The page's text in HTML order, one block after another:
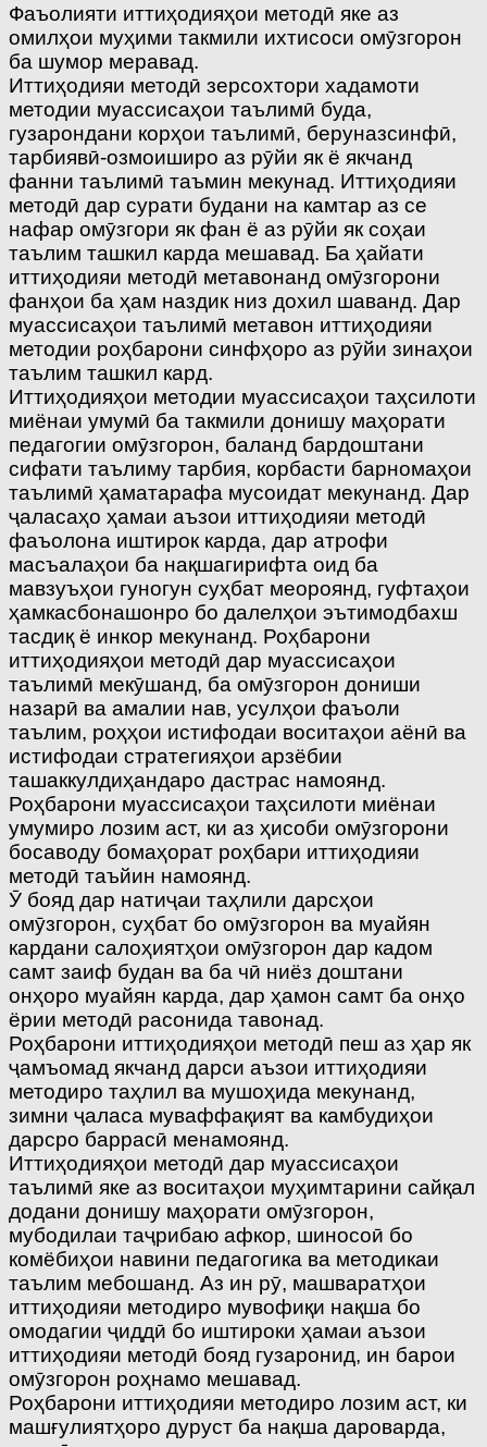
Фаъолияти иттиҳодияҳои методӣ яке аз
омилҳои муҳими такмили ихтисоси омӯзгорон
ба шумор меравад.
Иттиҳодияи методӣ зерсохтори хадамоти
методии муассисаҳои таълимӣ буда,
гузарондани корҳои таълимӣ, беруназсинфӣ,
тарбиявӣ-озмоиширо аз рӯйи як ё якчанд
фанни таълимӣ таъмин мекунад. Иттиҳодияи
методӣ дар сурати будани на камтар аз се
нафар омӯзгори як фан ё аз рӯйи як соҳаи
таълим ташкил карда мешавад. Ба ҳайати
иттиҳодияи методӣ метавонанд омӯзгорони
фанҳои ба ҳам наздик низ дохил шаванд. Дар
муассисаҳои таълимӣ метавон иттиҳодияи
методии роҳбарони синфҳоро аз рӯйи зинаҳои
таълим ташкил кард.
Иттиҳодияҳои методии муассисаҳои таҳсилоти
миёнаи умумӣ ба такмили донишу маҳорати
педагогии омӯзгорон, баланд бардоштани
сифати таълиму тарбия, корбасти барномаҳои
таълимӣ ҳаматарафа мусоидат мекунанд. Дар
ҷаласаҳо ҳамаи аъзои иттиҳодияи методӣ
фаъолона иштирок карда, дар атрофи
масъалаҳои ба нақшагирифта оид ба
мавзуъҳои гуногун суҳбат меороянд, гуфтаҳои
ҳамкасбонашонро бо далелҳои эътимодбахш
тасдиқ ё инкор мекунанд. Роҳбарони
иттиҳодияҳои методӣ дар муассисаҳои
таълимӣ мекӯшанд, ба омӯзгорон дониши
назарӣ ва амалии нав, усулҳои фаъоли
таълим, роҳҳои истифодаи воситаҳои аёнӣ ва
истифодаи стратегияҳои арзёбии
ташаккулдиҳандаро дастрас намоянд.
Роҳбарони муассисаҳои таҳсилоти миёнаи
умумиро лозим аст, ки аз ҳисоби омӯзгорони
босаводу бомаҳорат роҳбари иттиҳодияи
методӣ таъйин намоянд.
Ӯ бояд дар натиҷаи таҳлили дарсҳои
омӯзгорон, суҳбат бо омӯзгорон ва муайян
кардани салоҳиятҳои омӯзгорон дар кадом
самт заиф будан ва ба чӣ ниёз доштани
онҳоро муайян карда, дар ҳамон самт ба онҳо
ёрии методӣ расонида тавонад.
Роҳбарони иттиҳодияҳои методӣ пеш аз ҳар як
ҷамъомад якчанд дарси аъзои иттиҳодияи
методиро таҳлил ва мушоҳида мекунанд,
зимни ҷаласа муваффақият ва камбудиҳои
дарсро баррасӣ менамоянд.
Иттиҳодияҳои методӣ дар муассисаҳои
таълимӣ яке аз воситаҳои муҳимтарини сайқал
додани донишу маҳорати омӯзгорон,
мубодилаи таҷрибаю афкор, шиносоӣ бо
комёбиҳои навини педагогика ва методикаи
таълим мебошанд. Аз ин рӯ, машваратҳои
иттиҳодияи методиро мувофиқи нақша бо
омодагии ҷиддӣ бо иштироки ҳамаи аъзои
иттиҳодияи методӣ бояд гузаронид, ин барои
омӯзгорон роҳнамо мешавад.
Роҳбарони иттиҳодияи методиро лозим аст, ки
машғулиятҳоро дуруст ба нақша дароварда,